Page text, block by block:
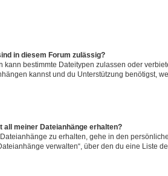
in diesem Forum zulässig?
kann bestimmte Dateitypen zulassen oder
kannst und du Unterstützung benötigst,
all meiner Dateianhänge erhalten?
zu erhalten, gehe in den
verwalten“, über den du eine Liste